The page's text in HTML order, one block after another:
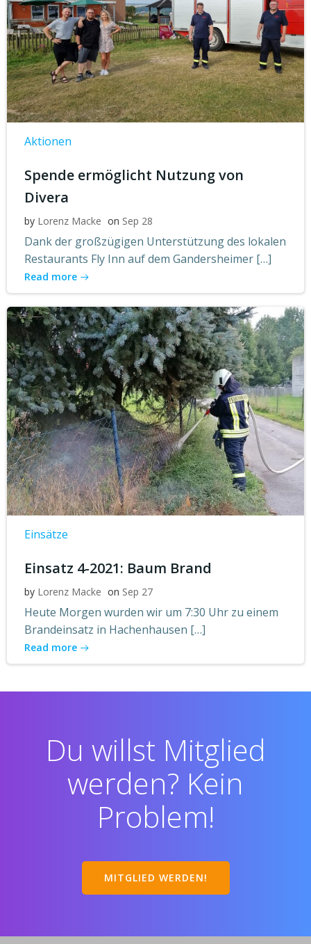
Aktionen
Spende ermöglicht Nutzung von
Divera
by Lorenz Macke on Sep 28
Dank der großzügigen Unterstützung des lokalen
Restaurants Fly Inn auf dem Gandersheimer […]
Read more
Einsätze
Einsatz 4-2021: Baum Brand
by Lorenz Macke on Sep 27
Heute Morgen wurden wir um 7:30 Uhr zu einem
Brandeinsatz in Hachenhausen […]
Read more
Du willst Mitglied
werden? Kein
Problem!
MITGLIED WERDEN!